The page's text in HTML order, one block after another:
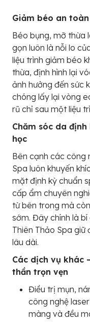
Giảm béo an
Béo bụng, mỡ thừa
gọn luôn là nỗi lo
liệu trình giảm béo
thừa, định hình lại
ảnh hưởng đến sức
chóng lấy lại vòng
rũ chỉ sau một liệu
Chăm sóc da
học
Bên cạnh các công
Spa luôn khuyến
mặt định kỳ chuẩn
cấp ẩm chuyên
từ bên trong mà
sớm. Đây chính là
Thiên Thảo Spa
lâu dài.
Các dịch vụ khác
thần trọn vẹn
Điều trị mụn,
công nghệ
màng và đều